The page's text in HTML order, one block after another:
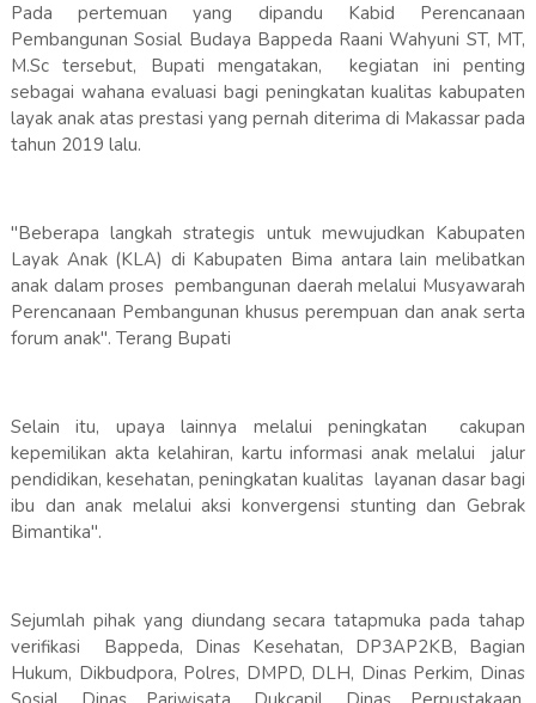
Pada pertemuan yang dipandu Kabid Perencanaan
Pembangunan Sosial Budaya Bappeda Raani Wahyuni ST, MT,
M.Sc tersebut, Bupati mengatakan, kegiatan ini penting
sebagai wahana evaluasi bagi peningkatan kualitas kabupaten
layak anak atas prestasi yang pernah diterima di Makassar pada
tahun 2019 lalu.
"Beberapa langkah strategis untuk mewujudkan Kabupaten
Layak Anak (KLA) di Kabupaten Bima antara lain melibatkan
anak dalam proses pembangunan daerah melalui Musyawarah
Perencanaan Pembangunan khusus perempuan dan anak serta
forum anak". Terang Bupati
Selain itu, upaya lainnya melalui peningkatan cakupan
kepemilikan akta kelahiran, kartu informasi anak melalui jalur
pendidikan, kesehatan, peningkatan kualitas layanan dasar bagi
ibu dan anak melalui aksi konvergensi stunting dan Gebrak
Bimantika".
Sejumlah pihak yang diundang secara tatapmuka pada tahap
verifikasi Bappeda, Dinas Kesehatan, DP3AP2KB, Bagian
Hukum, Dikbudpora, Polres, DMPD, DLH, Dinas Perkim, Dinas